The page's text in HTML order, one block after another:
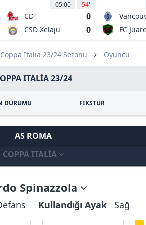
05:00 54'
CD
Malacateco
0
CSD Xelaju
0 FC
Coppa Italia 23/24 Sezonu Oyuncu
ITALIA 23/24
DURUMU FİKSTÜR
AS ROMA
COPPA ITALIA
Spinazzola
Kullandığı Ayak Sağ